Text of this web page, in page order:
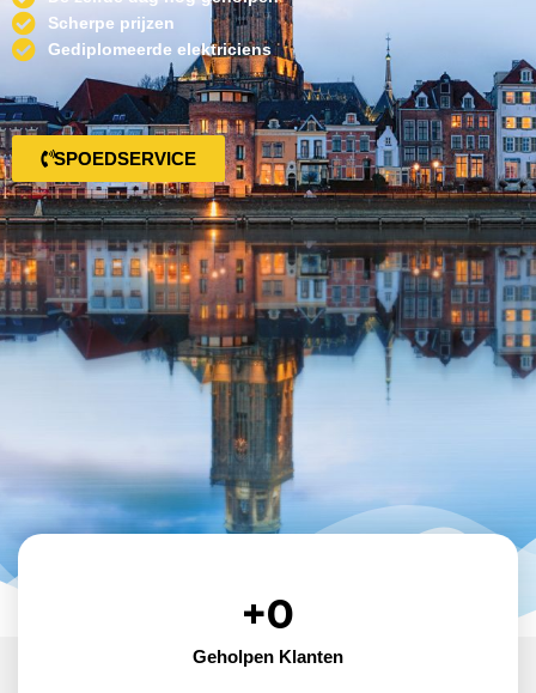
Scherpe prijzen
Gediplomeerde elektriciens
SPOEDSERVICE
Geholpen Klanten
+0